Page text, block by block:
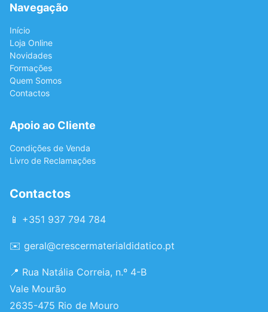
Navegação
Início
Loja Online
Novidades
Formações
Quem Somos
Contactos
Apoio ao Cliente
Condições de Venda
Livro de Reclamações
Contactos
📱 +351 937 794 784
✉️ geral@crescermaterialdidatico.pt
📍 Rua Natália Correia, n.º 4-B
Vale Mourão
2635-475 Rio de Mouro